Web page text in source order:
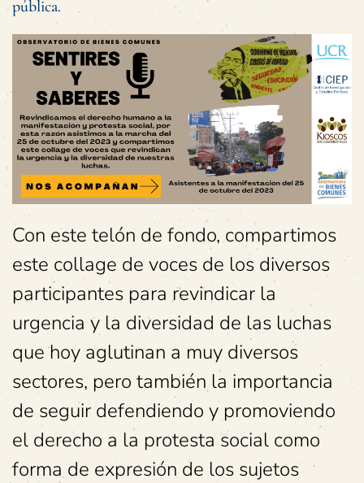
pública.
Con este telón de fondo, compartimos
este collage de voces de los diversos
participantes para revindicar la
urgencia y la diversidad de las luchas
que hoy aglutinan a muy diversos
sectores, pero también la importancia
de seguir defendiendo y promoviendo
el derecho a la protesta social como
forma de expresión de los sujetos